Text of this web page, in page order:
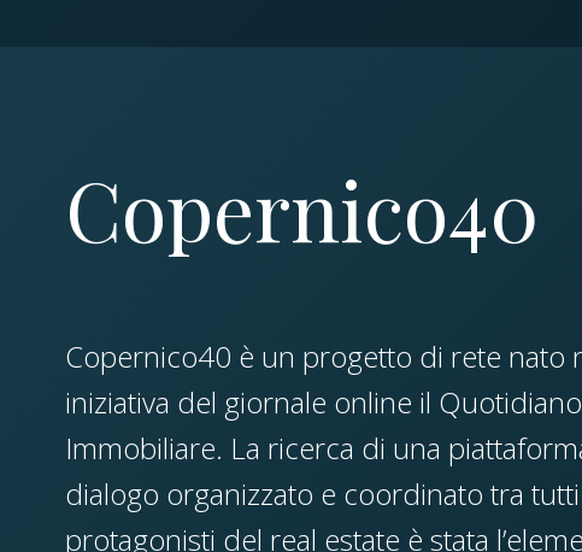
Copernico40
Copernico40 è un progetto di rete nato
iniziativa del giornale online il Quotidiano
Immobiliare. La ricerca di una
dialogo organizzato e coordinato tra
protagonisti del real estate è stata